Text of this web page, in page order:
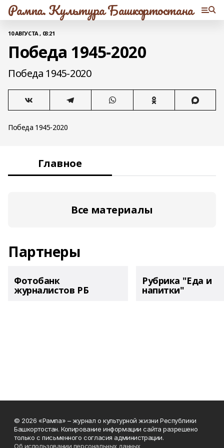
Рампа. Культура Башкортостана
10 АВГУСТА , 03:21
Победа 1945-2020
Победа 1945-2020
Победа 1945-2020
Главное
Все материалы
Партнеры
Фотобанк
журналистов РБ
Рубрика "Еда и
напитки"
© 2026 «Рампа» – журнал о культурной жизни Республики
Башкортостан. Копирование информации сайта разрешено
только с письменного согласия администрации.
Об использовании персональных данных